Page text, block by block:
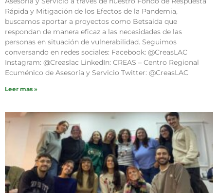
Rápida y Mitigación de los Efectos de la Pandemia,
buscamos aportar a proyectos como Betsaida que
respondan de manera eficaz a las necesidades de las
personas en situación de vulnerabilidad. Seguimos
conversando en redes sociales: Facebook: @CreasLAC
Instagram: @Creaslac LinkedIn: CREAS – Centro Regional
Ecuménico de Asesoría y Servicio Twitter: @CreasLAC
Leer mas »